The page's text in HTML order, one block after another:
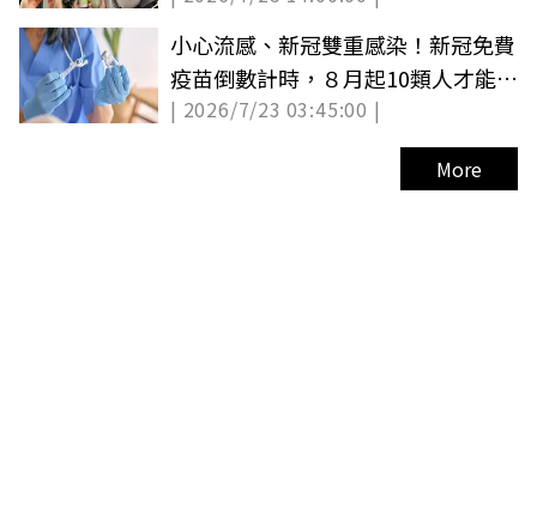
小心流感、新冠雙重感染！新冠免費
疫苗倒數計時，８月起10類人才能公
費接種
| 2026/7/23 03:45:00 |
More